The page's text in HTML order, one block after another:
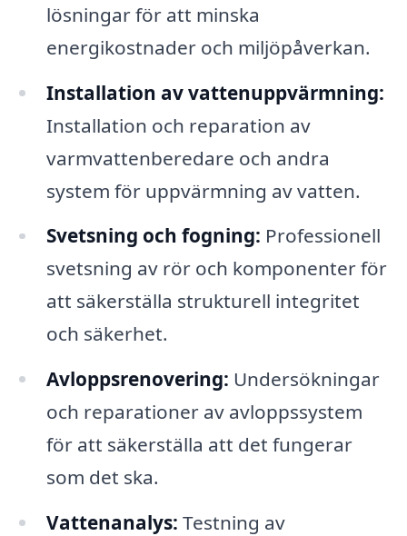
lösningar för att minska
energikostnader och miljöpåverkan.
Installation av vattenuppvärmning:
Installation och reparation av
varmvattenberedare och andra
system för uppvärmning av vatten.
Svetsning och fogning: Professionell
svetsning av rör och komponenter för
att säkerställa strukturell integritet
och säkerhet.
Avloppsrenovering: Undersökningar
och reparationer av avloppssystem
för att säkerställa att det fungerar
som det ska.
Vattenanalys: Testning av